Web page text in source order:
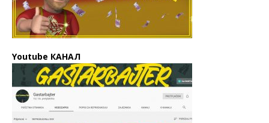
Youtube КАНАЛ